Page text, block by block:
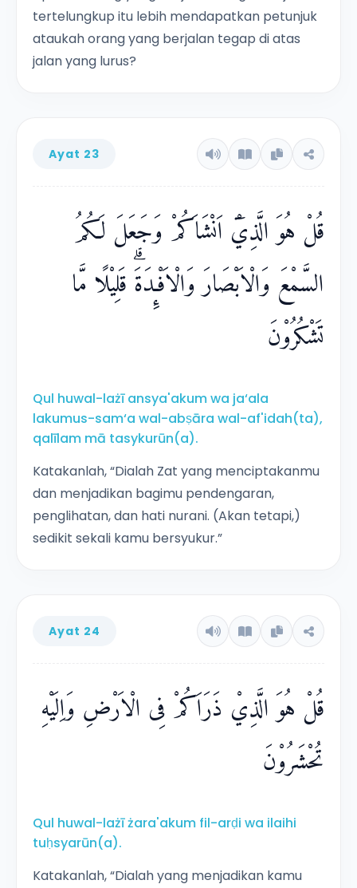
tertelungkup itu lebih mendapatkan petunjuk
ataukah orang yang berjalan tegap di atas
jalan yang lurus?
Ayat 23
قُلْ هُوَ الَّذِيْٓ اَنْشَاَكُمْ وَجَعَلَ لَكُمُ
السَّمْعَ وَالْاَبْصَارَ وَالْاَفْـِٕدَةَۗ قَلِيْلًا مَّا
تَشْكُرُوْنَ
Qul huwal-lażī ansya'akum wa ja‘ala
lakumus-sam‘a wal-abṣāra wal-af'idah(ta),
qalīlam mā tasykurūn(a).
Katakanlah, “Dialah Zat yang menciptakanmu
dan menjadikan bagimu pendengaran,
penglihatan, dan hati nurani. (Akan tetapi,)
sedikit sekali kamu bersyukur.”
Ayat 24
قُلْ هُوَ الَّذِيْ ذَرَاَكُمْ فِى الْاَرْضِ وَاِلَيْهِ
تُحْشَرُوْنَ
Qul huwal-lażī żara'akum fil-arḍi wa ilaihi
tuḥsyarūn(a).
Katakanlah, “Dialah yang menjadikan kamu